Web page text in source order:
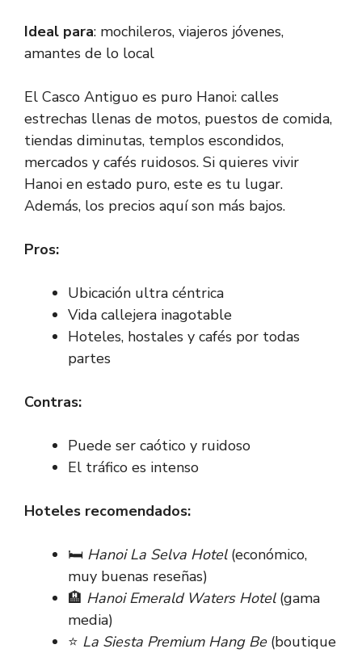
Ideal para: mochileros, viajeros jóvenes,
amantes de lo local
El Casco Antiguo es puro Hanoi: calles
estrechas llenas de motos, puestos de comida,
tiendas diminutas, templos escondidos,
mercados y cafés ruidosos. Si quieres vivir
Hanoi en estado puro, este es tu lugar.
Además, los precios aquí son más bajos.
Pros:
Ubicación ultra céntrica
Vida callejera inagotable
Hoteles, hostales y cafés por todas
partes
Contras:
Puede ser caótico y ruidoso
El tráfico es intenso
Hoteles recomendados:
🛏️ Hanoi La Selva Hotel(económico,
muy buenas reseñas)
🏨 Hanoi Emerald Waters Hotel(gama
media)
⭐ La Siesta Premium Hang Be(boutique